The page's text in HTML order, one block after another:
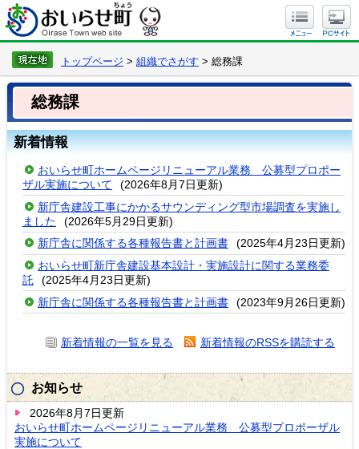
トップページ > 組織でさがす > 総務課
総務課
新着情報
おいらせ町ホームページリニューアル業務 公募型プロポー
ザル実施について
(2026年8月7日更新)
新庁舎建設工事にかかるサウンディング型市場調査を実施し
ました
(2026年5月29日更新)
新庁舎に関係する各種報告書と計画書
(2025年4月23日更新)
おいらせ町新庁舎建設基本設計・実施設計に関する業務委
託
(2025年4月23日更新)
新庁舎に関係する各種報告書と計画書
(2023年9月26日更新)
新着情報の一覧を見る 新着情報のRSSを購読する
お知らせ
2026年8月7日更新
おいらせ町ホームページリニューアル業務 公募型プロポーザル
実施について